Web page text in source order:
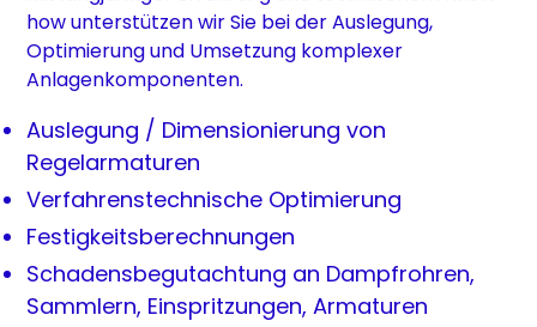
how unterstützen wir Sie bei der Auslegung,
Optimierung und Umsetzung komplexer
Anlagenkomponenten.
Auslegung / Dimensionierung von
Regelarmaturen
Verfahrenstechnische Optimierung
Festigkeitsberechnungen
Schadensbegutachtung an Dampfrohren,
Sammlern, Einspritzungen, Armaturen